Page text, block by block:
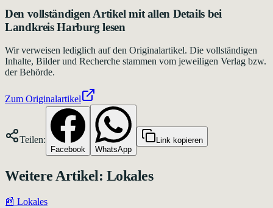
Den vollständigen Artikel mit allen Details bei
Landkreis Harburg lesen
Wir verweisen lediglich auf den Originalartikel. Die vollständigen
Inhalte, Bilder und Recherche stammen vom jeweiligen Verlag bzw.
der Behörde.
Zum Originalartikel
Teilen:
Facebook WhatsApp
Link kopieren
Weitere Artikel: Lokales
📰 Lokales